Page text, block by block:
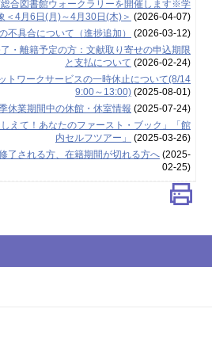
総合図書館ウォークラリーを開催します※学
＜4月6日(月)～4月30日(木)＞ (2026-04-07)
不具合について（進捗追加）
(2026-03-12)
・離籍予定の方：文献取り寄せの申込期限
と支払について (2026-02-24)
トワークサービスの一時休止について(8/14
9:00～13:00)(2025-08-01)
休業期間中の休館・休室情報 (2025-07-24)
えて！あなたのファースト・ブック」「館
内セルフツアー」
(2025-03-26)
了される方、在籍期間が切れる方へ(2025-
02-25)